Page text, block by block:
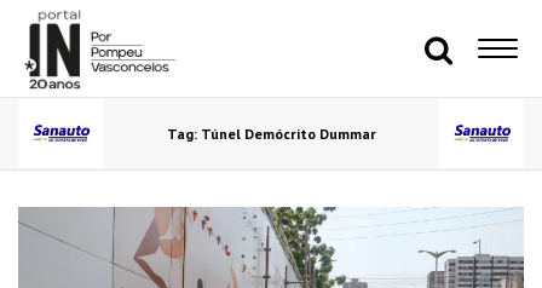
Tag: Túnel Demócrito Dummar